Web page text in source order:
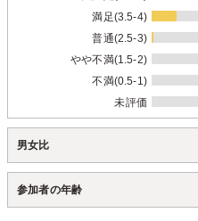
満足(3.5-4)
普通(2.5-3)
やや不満(1.5-2)
不満(0.5-1)
未評価
男女比
参加者の年齢